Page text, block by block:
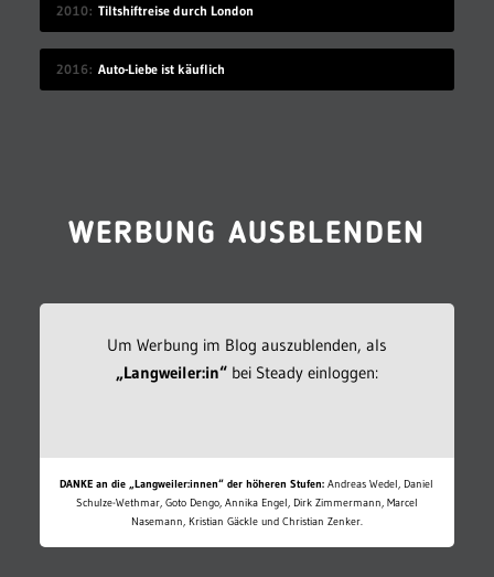
2010 Tiltshiftreise durch London
2016 Auto-Liebe ist käuflich
WERBUNG AUSBLENDEN
Um Werbung im Blog auszublenden, als
„Langweiler:in“bei Steady einloggen:
DANKE an die „Langweiler:innen“ der höheren Stufen: Andreas Wedel, Daniel
Schulze-Wethmar, Goto Dengo, Annika Engel, Dirk Zimmermann, Marcel
Nasemann, Kristian Gäckle und Christian Zenker.